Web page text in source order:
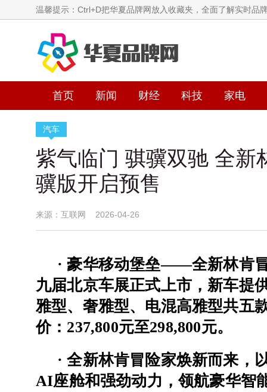
温馨提示：Ctrl+D把华夏品牌网放入收藏夹，全面了解实时品
首页 新闻 财经 科技 家电
汽车
紫气临门 骐骥双驰 全新
骥版开启预售
来源：互联网 2026-04-26
·豪华移动堡垒——全新林肯
九届北京车展正式上市，新车提
雅型、奢雅型、电混高雅型共五
价：237,800元至298,800元。
·全新林肯冒险家焕新而来，
AI座舱和强劲动力，领航豪华智